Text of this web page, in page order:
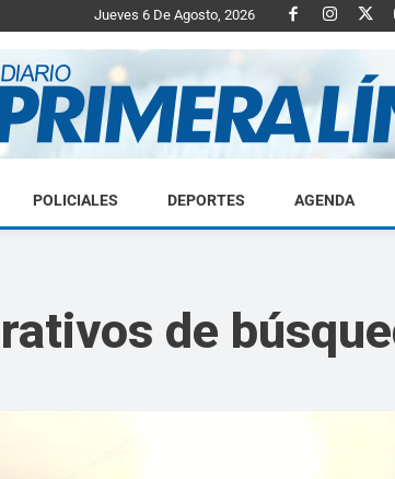
Jueves 6 De Agosto, 2026
Diario
POLICIALES DEPORTES AGENDA
de